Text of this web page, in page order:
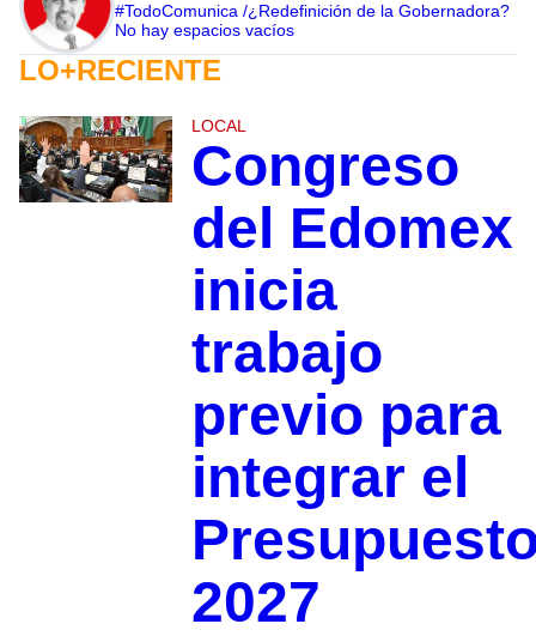
#TodoComunica /¿Redefinición de la Gobernadora?
No hay espacios vacíos
LO+RECIENTE
LOCAL
Congreso
del Edomex
inicia
trabajo
previo para
integrar el
2027